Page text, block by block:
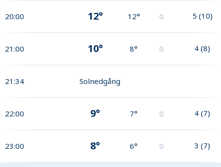
20:00 12° 12° 0 5 (10)
21:00 10° 8° 0 4 (8)
21:34 Solnedgång
22:00 9° 7° 0 4 (7)
23:00 8° 6° 0 3 (7)